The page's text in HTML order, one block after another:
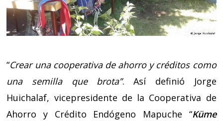
“Crear una cooperativa de ahorro y créditos como
una semilla que brota”. Así definió Jorge
Huichalaf, vicepresidente de la Cooperativa de
Ahorro y Crédito Endógeno Mapuche “Küme